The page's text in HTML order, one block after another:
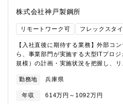
すれば、常に教育・研修の機会がある
参加、海外工場支援など、グローバ
【募集背景】三菱重工が抱える事業
ード感で事業内の全バリューチェン
通しが求められています。デジタル
は、DX・AI活用を推進するための研
ほぼ全ての製品で事業部のニーズに
解決していただける人材を求めてい
株式会社神戸製鋼所
リモートワーク可 フレックスタ
【入社直後に期待する業務】外部コ
ら、事業部門が実施する大型ITプロ
規模）の計画・実施状況を把握し、
門が円滑に進められるよう改善アド
は経営に対してリスク確認の結果を
マネジメントの専門家としての役割
勤務地 兵庫県
年収 614万円～1092万円